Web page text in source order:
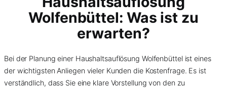
Wolfenbüttel: Was ist zu
erwarten?
Bei der Planung einer Haushaltsauflösung Wolfenbüttel ist eines
der wichtigsten Anliegen vieler Kunden die Kostenfrage. Es ist
verständlich, dass Sie eine klare Vorstellung von den zu